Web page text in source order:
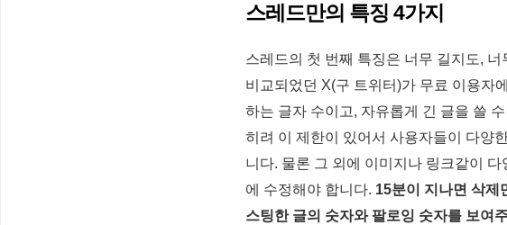
스레드만의 특징 4가지
스레드의 첫 번째 특징은 너무 길지도, 너
비교되었던 X(구 트위터)가 무료 이용자
하는 글자 수이고, 자유롭게 긴 글을 쓸
히려 이 제한이 있어서 사용자들이 다양
니다. 물론 그 외에 이미지나 링크같이
에 수정해야 합니다. 15분이 지나면 삭제
스팅한 글의 숫자와 팔로잉 숫자를 보여